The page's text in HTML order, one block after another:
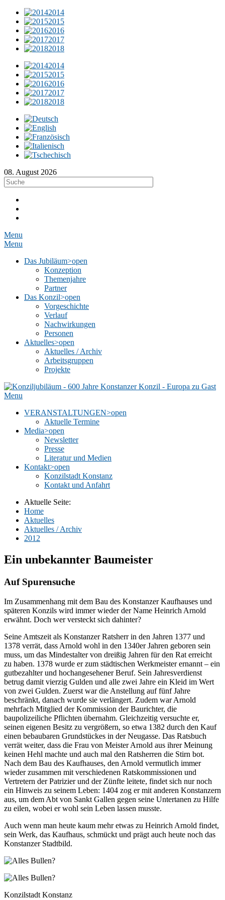
2014
2015
2016
2017
2018
2014
2015
2016
2017
2018
08. August 2026
Menu
Menu
Das Jubiläum>open
Konzeption
Themenjahre
Partner
Das Konzil>open
Vorgeschichte
Verlauf
Nachwirkungen
Personen
Aktuelles>open
Aktuelles / Archiv
Arbeitsgruppen
Projekte
Menu
VERANSTALTUNGEN>open
Aktuelle Termine
Media>open
Newsletter
Presse
Literatur und Medien
Kontakt>open
Konzilstadt Konstanz
Kontakt und Anfahrt
Aktuelle Seite:
Home
Aktuelles
Aktuelles / Archiv
2012
Ein unbekannter Baumeister
Auf Spurensuche
Im Zusammenhang mit dem Bau des Konstanzer Kaufhauses und
späteren Konzils wird immer wieder der Name Heinrich Arnold
erwähnt. Doch wer versteckt sich dahinter?
Seine Amtszeit als Konstanzer Ratsherr in den Jahren 1377 und
1378 verrät, dass Arnold wohl in den 1340er Jahren geboren sein
muss, um das Mindestalter von dreißig Jahren für den Rat erreicht
zu haben. 1378 wurde er zum städtischen Werkmeister ernannt – ein
gutbezahlter und hochangesehener Beruf. Sein Jahresverdienst
betrug damit vierzig Gulden und alle zwei Jahre ein Kleid im Wert
von zwei Gulden. Zuerst war die Anstellung auf fünf Jahre
beschränkt, danach wurde sie verlängert. Zudem war Arnold
mehrfach Mitglied der Kommission der Baurichter, die
baupolizeiliche Pflichten übernahm. Gleichzeitig versuchte er,
seinen eigenen Besitz zu vergrößern, so etwa 1382 durch den Kauf
einen bebaubaren Grundstückes in der Neugasse. Das Ratsbuch
verrät weiter, dass die Frau von Meister Arnold aus ihrer Meinung
keinen Hehl machte und auch mal den Ratsherren die Stirn bot.
Nach dem Bau des Kaufhauses, den Arnold vermutlich immer
wieder zusammen mit verschiedenen Ratskommissionen und
Vertretern der Patrizier und der Zünfte leitete, findet sich nur noch
ein Hinweis zu seinem Leben: 1404 zog er mit anderen Konstanzern
aus, um dem Abt von Sankt Gallen gegen seine Untertanen zu Hilfe
zu eilen, wobei er wohl sein Leben lassen musste.
Auch wenn man heute kaum mehr etwas zu Heinrich Arnold findet,
sein Werk, das Kaufhaus, schmückt und prägt auch heute noch das
Konstanzer Stadtbild.
Konzilstadt Konstanz